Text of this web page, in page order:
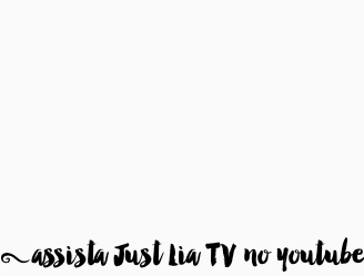
8assista Just Lia TV no youtube